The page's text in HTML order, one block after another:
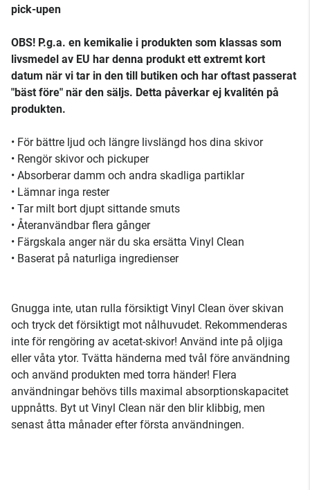
pick-upen
OBS! P.g.a. en kemikalie i produkten som klassas som
livsmedel av EU har denna produkt ett extremt kort
datum när vi tar in den till butiken och har oftast passerat
"bäst före" när den säljs. Detta påverkar ej kvalitén på
produkten.
• För bättre ljud och längre livslängd hos dina skivor
• Rengör skivor och pickuper
• Absorberar damm och andra skadliga partiklar
• Lämnar inga rester
• Tar milt bort djupt sittande smuts
• Återanvändbar flera gånger
• Färgskala anger när du ska ersätta Vinyl Clean
• Baserat på naturliga ingredienser
Gnugga inte, utan rulla försiktigt Vinyl Clean över skivan
och tryck det försiktigt mot nålhuvudet. Rekommenderas
inte för rengöring av acetat-skivor! Använd inte på oljiga
eller våta ytor. Tvätta händerna med tvål före användning
och använd produkten med torra händer! Flera
användningar behövs tills maximal absorptionskapacitet
uppnåtts. Byt ut Vinyl Clean när den blir klibbig, men
senast åtta månader efter första användningen.